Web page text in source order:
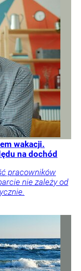
wakacji.
na dochód
pracowników
nie zależy od